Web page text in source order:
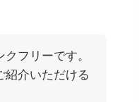
フリーです。
紹介いただける